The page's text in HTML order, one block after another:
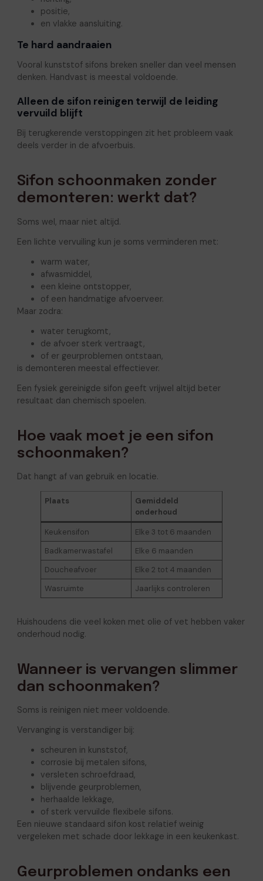
positie,
en vlakke aansluiting.
Te hard aandraaien
Vooral kunststof sifons breken sneller dan veel mensen
denken. Handvast is meestal voldoende.
Alleen de sifon reinigen terwijl de leiding
vervuild blijft
Bij terugkerende verstoppingen zit het probleem vaak
deels verder in de afvoerbuis.
Sifon schoonmaken zonder
demonteren: werkt dat?
Soms wel, maar niet altijd.
Een lichte vervuiling kun je soms verminderen met:
warm water,
afwasmiddel,
een kleine ontstopper,
of een handmatige afvoerveer.
Maar zodra:
water terugkomt,
de afvoer sterk vertraagt,
of er geurproblemen ontstaan,
is demonteren meestal effectiever.
Een fysiek gereinigde sifon geeft vrijwel altijd beter
resultaat dan chemisch spoelen.
Hoe vaak moet je een sifon
schoonmaken?
Dat hangt af van gebruik en locatie.
Plaats
Gemiddeld
onderhoud
Keukensifon
Elke 3 tot 6 maanden
Badkamerwastafel
Elke 6 maanden
Doucheafvoer
Elke 2 tot 4 maanden
Wasruimte
Jaarlijks controleren
Huishoudens die veel koken met olie of vet hebben vaker
onderhoud nodig.
Wanneer is vervangen slimmer
dan schoonmaken?
Soms is reinigen niet meer voldoende.
Vervanging is verstandiger bij:
scheuren in kunststof,
corrosie bij metalen sifons,
versleten schroefdraad,
blijvende geurproblemen,
herhaalde lekkage,
of sterk vervuilde flexibele sifons.
Een nieuwe standaard sifon kost relatief weinig
vergeleken met schade door lekkage in een keukenkast.
Geurproblemen ondanks een